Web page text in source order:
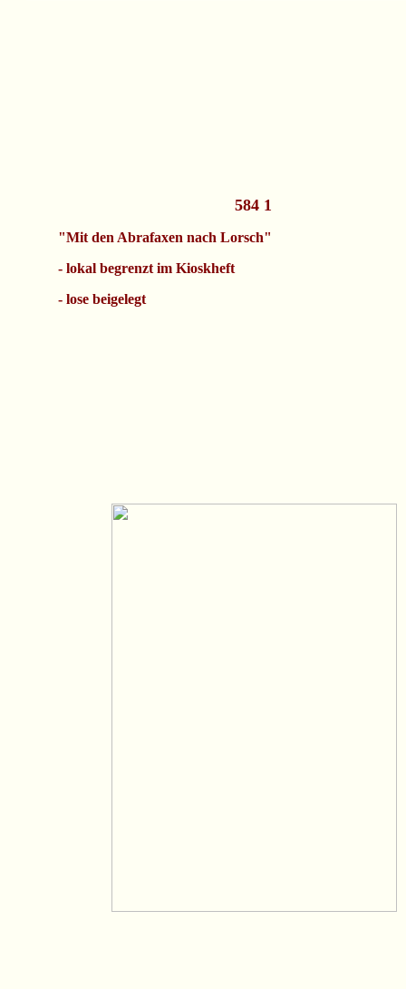
584 1
"Mit den Abrafaxen nach Lorsch"
- lokal begrenzt im Kioskheft
- lose beigelegt